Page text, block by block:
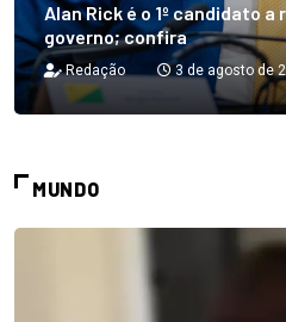
Alan Rick é o 1º candidato
governo; confira
Redação 3 de agosto de
MUNDO